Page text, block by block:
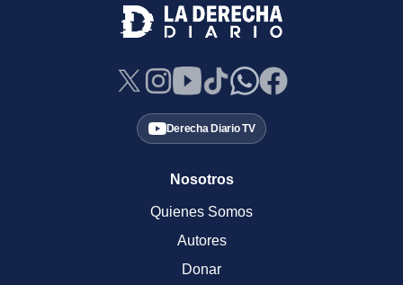
Derecha Diario TV
Nosotros
Quienes Somos
Autores
Donar